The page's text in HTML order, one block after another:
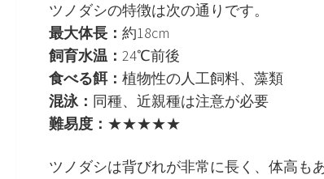
ツノダシの特徴は次の通りです。
最大体長： 約18cm
飼育水温： 24℃前後
食べる餌： 植物性の人工飼料、藻類
混泳： 同種、近親種は注意が必要
難易度： ★★★★★
ツノダシは背びれが非常に長く、体高も